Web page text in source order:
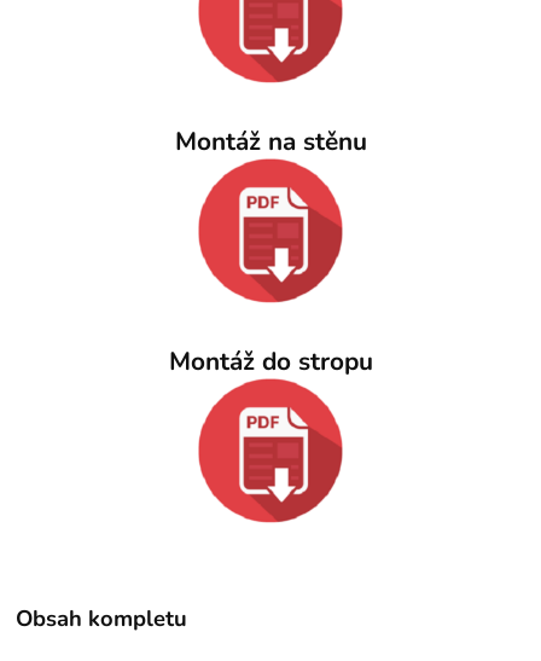
Montáž na stěnu
Montáž do stropu
Obsah kompletu